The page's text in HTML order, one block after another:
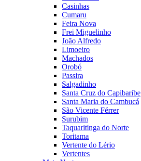
Casinhas
Cumaru
Feira Nova
Frei Miguelinho
João Alfredo
Limoeiro
Machados
Orobó
Passira
Salgadinho
Santa Cruz do Capibaribe
Santa Maria do Cambucá
São Vicente Férrer
Surubim
Taquaritinga do Norte
Toritama
Vertente do Lério
Vertentes